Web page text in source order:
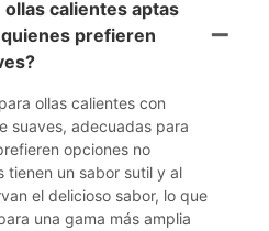
calientes aptas
prefieren
ollas calientes con
suaves, adecuadas para
opciones no
tienen un sabor sutil y al
el delicioso sabor, lo que
una gama más amplia